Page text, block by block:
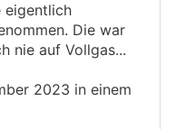
Die war
nie auf Vollgas...
2023 in einem